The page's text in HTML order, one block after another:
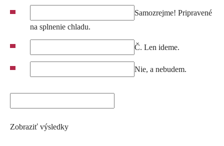
Samozrejme! Pripravené
na splnenie chladu.
Č. Len ideme.
Nie, a nebudem.
Zobraziť výsledky